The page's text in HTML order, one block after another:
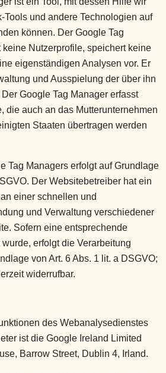
Tools und andere Technologien auf
können. Der Google Tag
keine Nutzerprofile, speichert keine
eigenständigen Analysen vor. Er
und Ausspielung der über ihn
Google Tag Manager erfasst
die auch an das Mutterunternehmen
Staaten übertragen werden
Tag Managers erfolgt auf Grundlage
Der Websitebetreiber hat ein
einer schnellen und
und Verwaltung verschiedener
Sofern eine entsprechende
erfolgt die Verarbeitung
von Art. 6 Abs. 1 lit. a DSGVO;
widerrufbar.
des Webanalysedienstes
ist die Google Ireland Limited
Barrow Street, Dublin 4, Irland.